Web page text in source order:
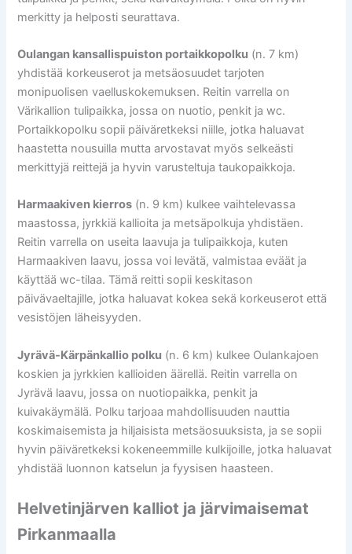
merkitty ja helposti seurattava.
Oulangan kansallispuiston portaikkopolku (n. 7 km)
yhdistää korkeuserot ja metsäosuudet tarjoten
monipuolisen vaelluskokemuksen. Reitin varrella on
Värikallion tulipaikka, jossa on nuotio, penkit ja wc.
Portaikkopolku sopii päiväretkeksi niille, jotka haluavat
haastetta nousuilla mutta arvostavat myös selkeästi
merkittyjä reittejä ja hyvin varusteltuja taukopaikkoja.
Harmaakiven kierros (n. 9 km) kulkee vaihtelevassa
maastossa, jyrkkiä kallioita ja metsäpolkuja yhdistäen.
Reitin varrella on useita laavuja ja tulipaikkoja, kuten
Harmaakiven laavu, jossa voi levätä, valmistaa eväät ja
käyttää wc-tilaa. Tämä reitti sopii keskitason
päivävaeltajille, jotka haluavat kokea sekä korkeuserot että
vesistöjen läheisyyden.
Jyrävä-Kärpänkallio polku (n. 6 km) kulkee Oulankajoen
koskien ja jyrkkien kallioiden äärellä. Reitin varrella on
Jyrävä laavu, jossa on nuotiopaikka, penkit ja
kuivakäymälä. Polku tarjoaa mahdollisuuden nauttia
koskimaisemista ja hiljaisista metsäosuuksista, ja se sopii
hyvin päiväretkeksi kokeneemmille kulkijoille, jotka haluavat
yhdistää luonnon katselun ja fyysisen haasteen.
Helvetinjärven kalliot ja järvimaisemat
Pirkanmaalla